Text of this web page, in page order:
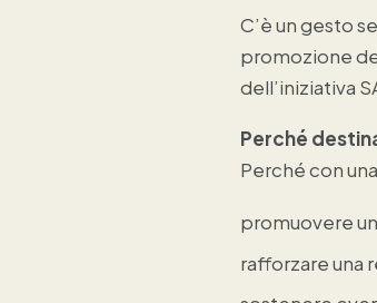
C’è un gesto
promozione
dell’iniziativa
Perché
Perché con
promuovere
rafforzare una